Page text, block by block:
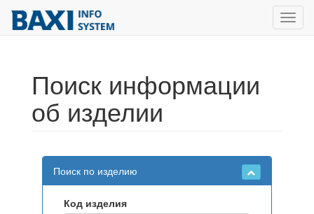
Поиск информации
об изделии
Поиск по изделию
Код изделия